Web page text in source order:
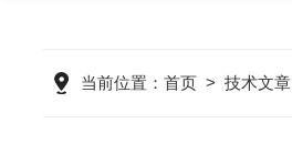
当前位置： 首页 > 技术文章